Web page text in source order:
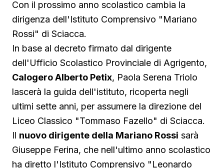
Con il prossimo anno scolastico cambia la
dirigenza dell'Istituto Comprensivo "Mariano
Rossi" di Sciacca.
In base al decreto firmato dal dirigente
dell'Ufficio Scolastico Provinciale di Agrigento,
Calogero Alberto Petix, Paola Serena Triolo
lascerà la guida dell'istituto, ricoperta negli
ultimi sette anni, per assumere la direzione del
Liceo Classico "Tommaso Fazello" di Sciacca.
Il nuovo dirigente della Mariano Rossi sarà
Giuseppe Ferina, che nell'ultimo anno scolastico
ha diretto l'Istituto Comprensivo "Leonardo